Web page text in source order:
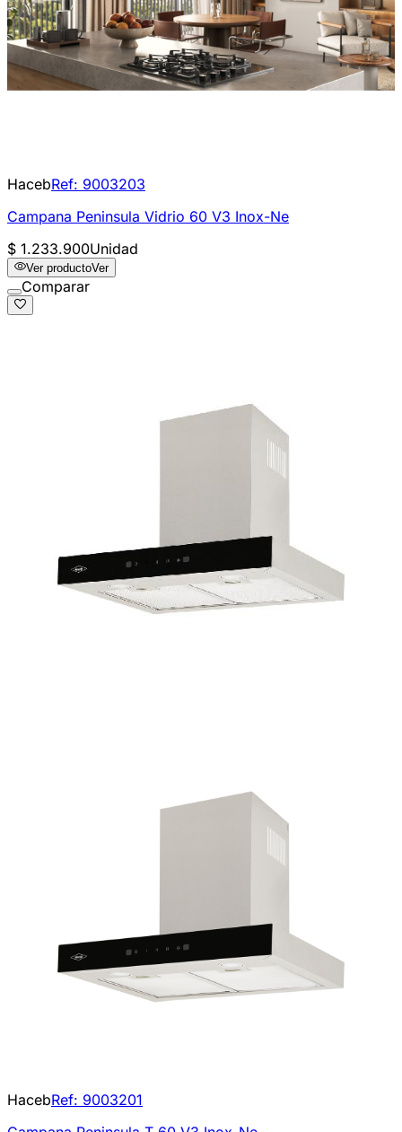
HacebRef: 9003203
Campana Peninsula Vidrio 60 V3 Inox-Ne
$ 1.233.900Unidad
Ver productoVer
Comparar
HacebRef: 9003201